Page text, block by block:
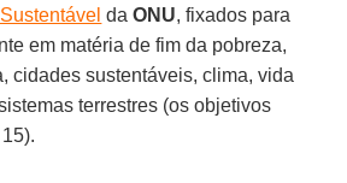
daONU, fixados para
em matéria de fim da pobreza,
cidades sustentáveis, clima, vida
terrestres (os objetivos